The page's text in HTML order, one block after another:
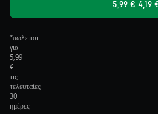
5,99 € 4,19
*πωλείται
για
5,99
€
τις
τελευταίες
30
ημέρες